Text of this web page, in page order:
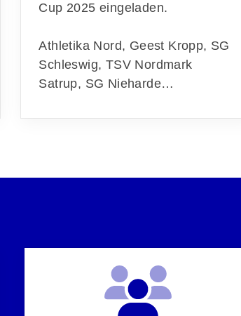
Cup 2025 eingeladen.
Athletika Nord, Geest Kropp, SG
Schleswig, TSV Nordmark
Satrup, SG Nieharde…